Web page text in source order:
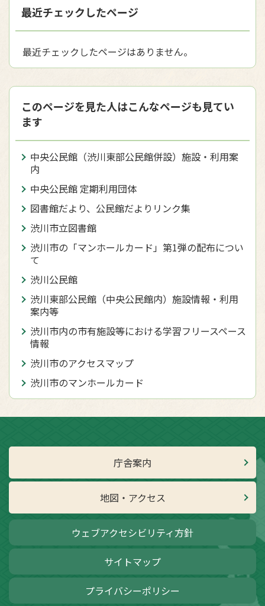
最近チェックしたページ
最近チェックしたページはありません。
このページを見た人はこんなページも見てい
ます
中央公民館（渋川東部公民館併設）施設・利用案
内
中央公民館 定期利用団体
図書館だより、公民館だよりリンク集
渋川市立図書館
渋川市の「マンホールカード」第1弾の配布につい
て
渋川公民館
渋川東部公民館（中央公民館内）施設情報・利用
案内等
渋川市内の市有施設等における学習フリースペース
情報
渋川市のアクセスマップ
渋川市のマンホールカード
庁舎案内
地図・アクセス
ウェブアクセシビリティ方針
サイトマップ
プライバシーポリシー